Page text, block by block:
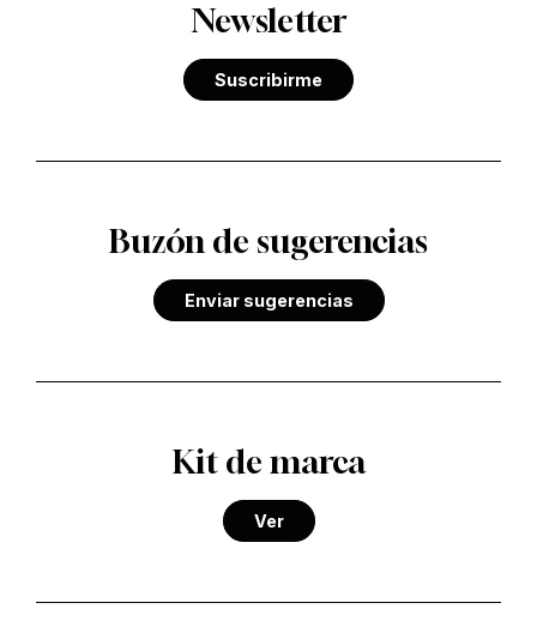
Newsletter
Suscribirme
Buzón de sugerencias
Enviar sugerencias
Kit de marca
Ver